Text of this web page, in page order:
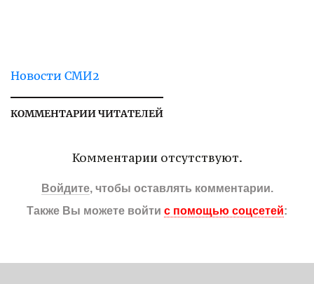
Новости СМИ2
КОММЕНТАРИИ ЧИТАТЕЛЕЙ
Комментарии отсутствуют.
Войдите, чтобы оставлять комментарии.
Также Вы можете войти с помощью соцсетей: